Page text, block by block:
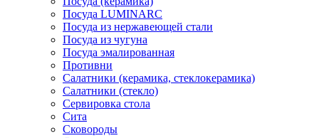
Посуда LUMINARC
Посуда из нержавеющей стали
Посуда из чугуна
Посуда эмалированная
Противни
Салатники (керамика, стеклокерамика)
Салатники (стекло)
Сервировка стола
Сита
Сковороды